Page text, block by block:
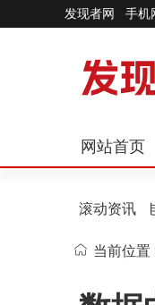
发现者网 手机
网站首页
滚动资讯
商投研“内卷”升级，电
当前位置